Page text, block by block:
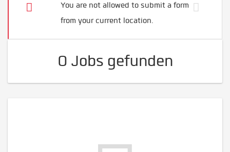
You are not allowed to submit a form
from your current location.
0 Jobs gefunden